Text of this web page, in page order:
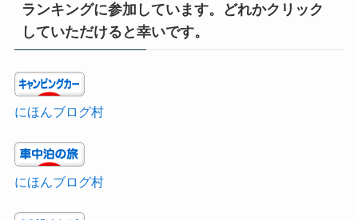
ランキングに参加しています。どれかクリック
していただけると幸いです。
にほんブログ村
にほんブログ村